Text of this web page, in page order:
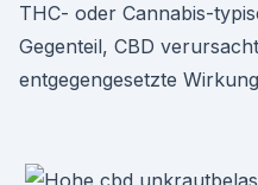
THC- oder Cannabis-
Gegenteil, CBD
entgegengesetzte